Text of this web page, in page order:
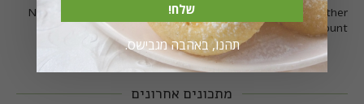
No any image found. Please check it again or try with another
instagram account.
מתכונים אחרונים
שלח!
תהנו, באהבה מגבישס.